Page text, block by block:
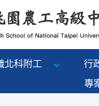
北科附工 行
專